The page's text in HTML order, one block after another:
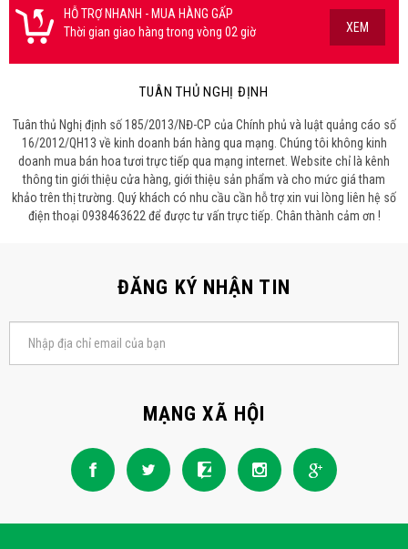
HỖ TRỢ NHANH - MUA HÀNG GẤP
Thời gian giao hàng trong vòng 02 giờ
XEM
TUÂN THỦ NGHỊ ĐỊNH
Tuân thủ Nghị định số 185/2013/NĐ-CP của Chính phủ và luật quảng cáo số
16/2012/QH13 về kinh doanh bán hàng qua mạng. Chúng tôi không kinh
doanh mua bán hoa tươi trực tiếp qua mạng internet. Website chỉ là kênh
thông tin giới thiệu cửa hàng, giới thiệu sản phẩm và cho mức giá tham
khảo trên thị trường. Quý khách có nhu cầu cần hỗ trợ xin vui lòng liên hệ số
điện thoại 0938463622 để được tư vấn trực tiếp. Chân thành cảm ơn !
ĐĂNG KÝ NHẬN TIN
MẠNG XÃ HỘI